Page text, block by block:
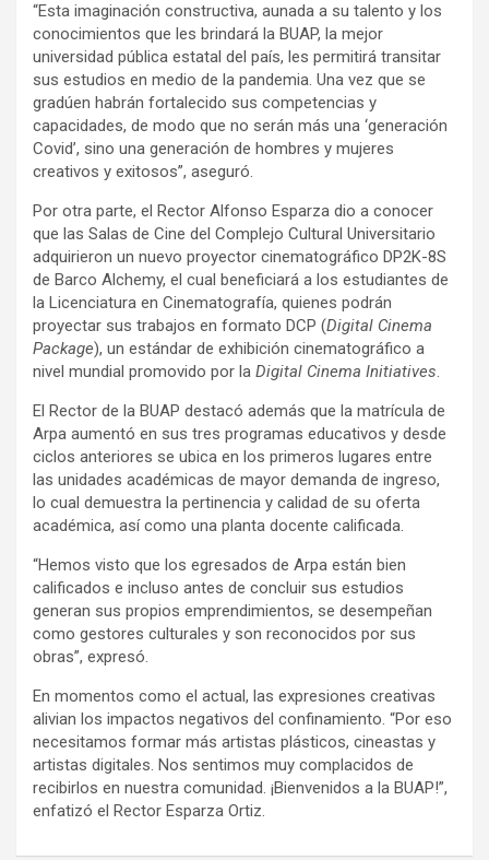
“Esta imaginación constructiva, aunada a su talento y los
conocimientos que les brindará la BUAP, la mejor
universidad pública estatal del país, les permitirá transitar
sus estudios en medio de la pandemia. Una vez que se
gradúen habrán fortalecido sus competencias y
capacidades, de modo que no serán más una ‘generación
Covid’, sino una generación de hombres y mujeres
creativos y exitosos”, aseguró.
Por otra parte, el Rector Alfonso Esparza dio a conocer
que las Salas de Cine del Complejo Cultural Universitario
adquirieron un nuevo proyector cinematográfico DP2K-8S
de Barco Alchemy, el cual beneficiará a los estudiantes de
la Licenciatura en Cinematografía, quienes podrán
proyectar sus trabajos en formato DCP (Digital Cinema
Package), un estándar de exhibición cinematográfico a
nivel mundial promovido por la Digital Cinema Initiatives.
El Rector de la BUAP destacó además que la matrícula de
Arpa aumentó en sus tres programas educativos y desde
ciclos anteriores se ubica en los primeros lugares entre
las unidades académicas de mayor demanda de ingreso,
lo cual demuestra la pertinencia y calidad de su oferta
académica, así como una planta docente calificada.
“Hemos visto que los egresados de Arpa están bien
calificados e incluso antes de concluir sus estudios
generan sus propios emprendimientos, se desempeñan
como gestores culturales y son reconocidos por sus
obras”, expresó.
En momentos como el actual, las expresiones creativas
alivian los impactos negativos del confinamiento. “Por eso
necesitamos formar más artistas plásticos, cineastas y
artistas digitales. Nos sentimos muy complacidos de
recibirlos en nuestra comunidad. ¡Bienvenidos a la BUAP!”,
enfatizó el Rector Esparza Ortiz.